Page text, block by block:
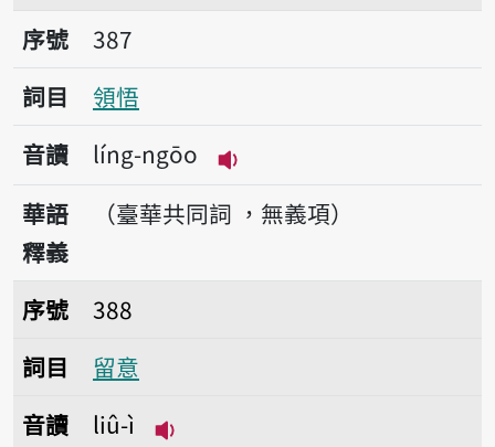
序號387領悟
序號
387
詞目
領悟
音讀
líng-ngōo
播放音讀líng-ngōo
華語
釋義
（臺華共同詞 ，無義項）
序號388留意
序號
388
詞目
留意
音讀
liû-ì